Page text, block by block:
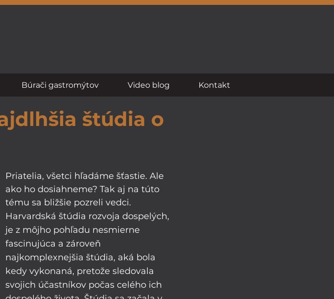
Búrači gastromýtov Video blog Kontakt
štúdia o
Priatelia, všetci hľadáme šťastie. Ale
ako ho dosiahneme? Tak aj na túto
tému sa bližšie pozreli vedci.
Harvardská štúdia rozvoja dospelých,
je z môjho pohľadu nesmierne
fascinujúca a zároveň
najkomplexnejšia štúdia, aká bola
kedy vykonaná, pretože sledovala
svojich účastníkov počas celého ich